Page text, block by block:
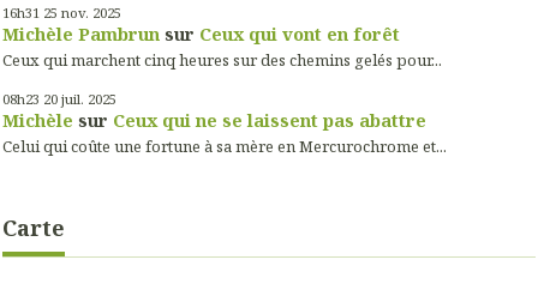
16h31 25 nov. 2025
Michèle Pambrun sur Ceux qui vont en forêt
Ceux qui marchent cinq heures sur des chemins gelés pour...
08h23 20 juil. 2025
Michèle sur Ceux qui ne se laissent pas abattre
Celui qui coûte une fortune à sa mère en Mercurochrome et...
Carte